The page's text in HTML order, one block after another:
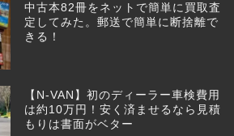
中古本82冊をネットで簡単に買取査
定してみた。郵送で簡単に断捨離で
きる！
【N-VAN】初のディーラー車検費用
は約10万円！安く済ませるなら見積
もりは書面がベター